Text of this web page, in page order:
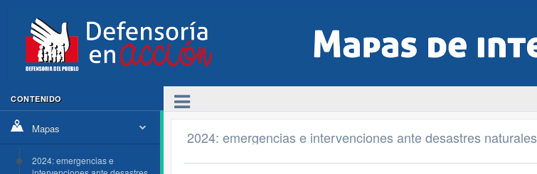
CONTENIDO
Mapas
2024: emergencias e
2024: emergencias e intervenciones ante desastres naturales